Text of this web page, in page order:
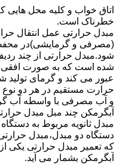
اتاق خواب و کلیه محل هایی
خطرناک است.
مبدل حرارتی عمل انتقال
(مصرفی و گرمایشی)در
شود.مبدل حرارتی از چند
شده است که به صورت افقی
عبور می کند و گرمای تولید
حرارت مستقیم در هر دو
و آب مصرفی با واسطه آب
آبگرمکن چند مبل مبدل
مبدل ثانویه مربوط به
دستگاه دو مبدل،مبدل
که تعمیر مبدل حرارتی یکی
آبگرمکن بشمار می آید.